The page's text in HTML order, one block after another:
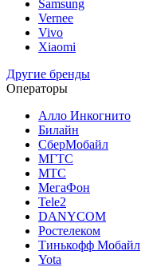
Samsung
Vernee
Vivo
Xiaomi
Другие бренды
Операторы
Алло Инкогнито
Билайн
СберМобайл
МГТС
МТС
МегаФон
Tele2
DANYCOM
Ростелеком
Тинькофф Мобайл
Yota